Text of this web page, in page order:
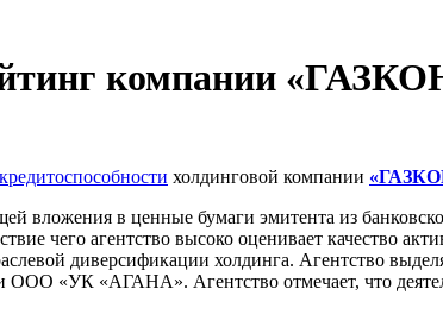
компании
холдинговой компании
вложения в ценные бумаги эмитента из
чего агентство высоко оценивает качество
диверсификации холдинга. Агентство
«УК «АГАНА». Агентство отмечает, что